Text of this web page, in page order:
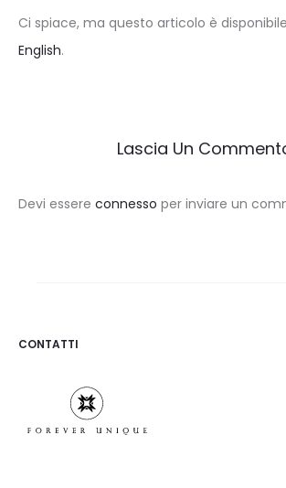
Ci spiace, ma questo articolo è
English.
Lascia Un
Devi essere connesso per inviare un
CONTATTI